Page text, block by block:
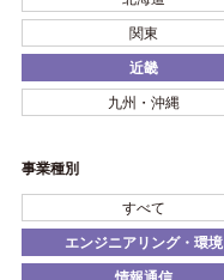
関東
近畿
九州・沖縄
事業種別
すべて
エンジニアリング・環境